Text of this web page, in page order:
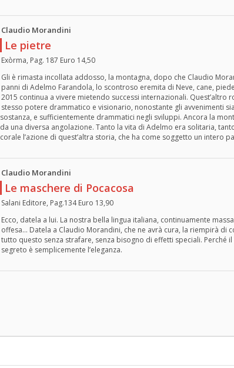
Claudio Morandini
Le pietre
Exòrma, Pag. 187 Euro 14,50
Gli è rimasta incollata addosso, la montagna, dopo che Claudio
panni di Adelmo Farandola, lo scontroso eremita di Neve, cane,
2015 continua a vivere mietendo successi internazionali. Quest’altro
stesso potere drammatico e visionario, nonostante gli avvenimenti
sostanza, e sufficientemente drammatici negli sviluppi. Ancora la
da una diversa angolazione. Tanto la vita di Adelmo era solitaria,
corale l’azione di quest’altra storia, che ha come soggetto un intero
Claudio Morandini
Le maschere di Pocacosa
Salani Editore, Pag.134 Euro 13,90
Ecco, datela a lui. La nostra bella lingua italiana, continuamente
offesa… Datela a Claudio Morandini, che ne avrà cura, la riempirà di
tutto questo senza strafare, senza bisogno di effetti speciali. Perché
segreto è semplicemente l’eleganza.